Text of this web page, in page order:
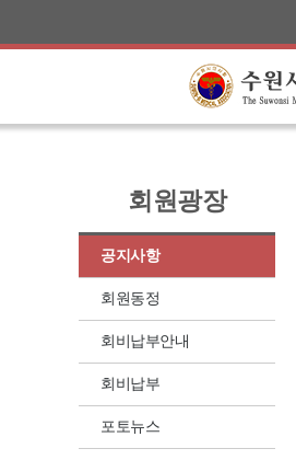
회원광장
공지사항
회원동정
회비납부안내
회비납부
포토뉴스